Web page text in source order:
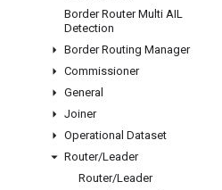
Border Router Multi AIL
Detection
Border Routing Manager
Commissioner
General
Joiner
Operational Dataset
Router/Leader
Router/Leader